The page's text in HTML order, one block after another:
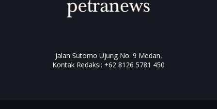
Jalan Sutomo Ujung No. 9 Medan,
Kontak Redaksi: +62 8126 5781 450